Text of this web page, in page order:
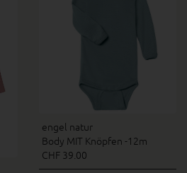
engel natur
Body MIT Knöpfen -12m
CHF 39.00